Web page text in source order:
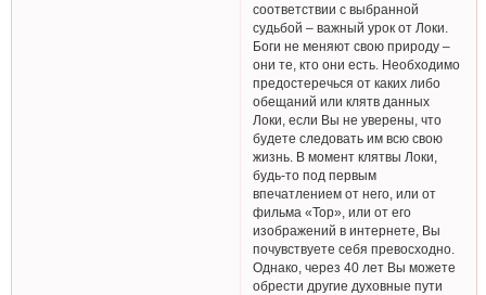
соответствии с выбранной
судьбой – важный урок от Локи.
Боги не меняют свою природу –
они те, кто они есть. Необходимо
предостеречься от каких либо
обещаний или клятв данных
Локи, если Вы не уверены, что
будете следовать им всю свою
жизнь. В момент клятвы Локи,
будь-то под первым
впечатлением от него, или от
фильма «Тор», или от его
изображений в интернете, Вы
почувствуете себя превосходно.
Однако, через 40 лет Вы можете
обрести другие духовные пути